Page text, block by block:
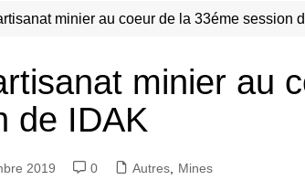
minier au coeur de la 33éme session
minier au
de IDAK
2019 0 Autres, Mines